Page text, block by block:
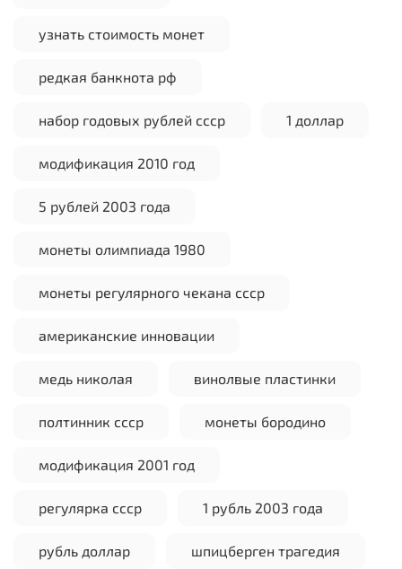
узнать стоимость монет
редкая банкнота рф
набор годовых рублей ссср 1 доллар
модификация 2010 год
5 рублей 2003 года
монеты олимпиада 1980
монеты регулярного чекана ссср
американские инновации
медь николая винолвые пластинки
полтинник ссср монеты бородино
модификация 2001 год
регулярка ссср 1 рубль 2003 года
рубль доллар шпицберген трагедия